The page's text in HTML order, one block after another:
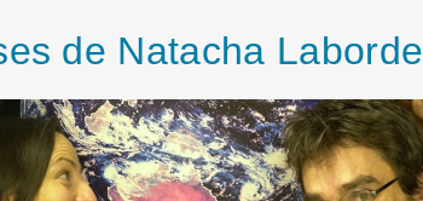
de Natacha Laborde